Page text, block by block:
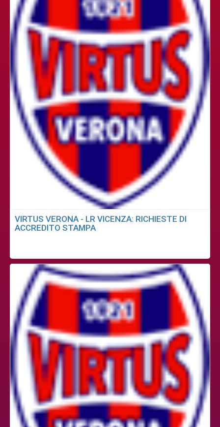
VIRTUS VERONA - LR VICENZA: RICHIESTE DI
ACCREDITO STAMPA